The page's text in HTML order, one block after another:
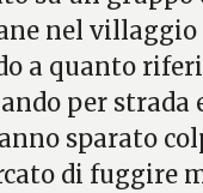
nel
a quanto
per strada
sparato
di fuggire